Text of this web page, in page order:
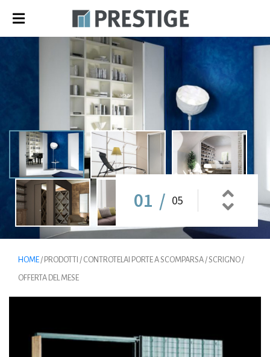
01 / 05
HOME / PRODOTTI / CONTROTELAI PORTE A SCOMPARSA / SCRIGNO /
OFFERTA DEL MESE